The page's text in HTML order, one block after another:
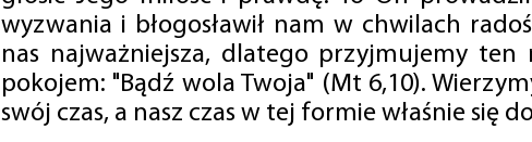
wyzwania i błogosławił nam w chwilach
nas najważniejsza, dlatego przyjmujemy
pokojem: "Bądź wola Twoja" (Mt 6,10).
swój czas, a nasz czas w tej formie właśnie się